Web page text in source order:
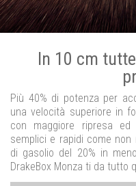
In 10 cm
Più 40% di potenza per
una velocità superiore in
con maggiore ripresa
semplici e rapidi come
di gasolio del 20% in
DrakeBox Monza ti da tutto